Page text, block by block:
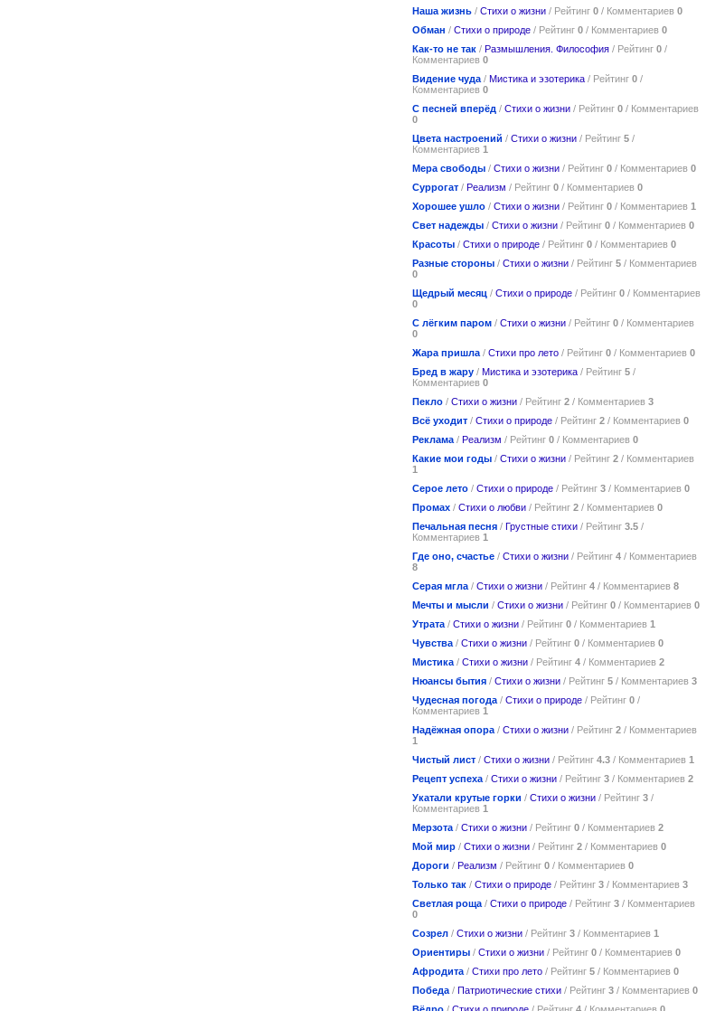
Наша жизнь / Стихи о жизни / Рейтинг 0 / Комментариев 0
Обман / Стихи о природе / Рейтинг 0 / Комментариев 0
Как-то не так / Размышления. Философия / Рейтинг 0 /
Комментариев 0
Видение чуда / Мистика и эзотерика / Рейтинг 0 /
Комментариев 0
С песней вперёд / Стихи о жизни / Рейтинг 0 / Комментариев
0
Цвета настроений / Стихи о жизни / Рейтинг 5 /
Комментариев 1
Мера свободы / Стихи о жизни / Рейтинг 0 / Комментариев 0
Суррогат / Реализм / Рейтинг 0 / Комментариев 0
Хорошее ушло / Стихи о жизни / Рейтинг 0 / Комментариев 1
Свет надежды / Стихи о жизни / Рейтинг 0 / Комментариев 0
Красоты / Стихи о природе / Рейтинг 0 / Комментариев 0
Разные стороны / Стихи о жизни / Рейтинг 5 / Комментариев
0
Щедрый месяц / Стихи о природе / Рейтинг 0 / Комментариев
0
С лёгким паром / Стихи о жизни / Рейтинг 0 / Комментариев
0
Жара пришла / Стихи про лето / Рейтинг 0 / Комментариев 0
Бред в жару / Мистика и эзотерика / Рейтинг 5 /
Комментариев 0
Пекло / Стихи о жизни / Рейтинг 2 / Комментариев 3
Всё уходит / Стихи о природе / Рейтинг 2 / Комментариев 0
Реклама / Реализм / Рейтинг 0 / Комментариев 0
Какие мои годы / Стихи о жизни / Рейтинг 2 / Комментариев
1
Серое лето / Стихи о природе / Рейтинг 3 / Комментариев 0
Промах / Стихи о любви / Рейтинг 2 / Комментариев 0
Печальная песня / Грустные стихи / Рейтинг 3.5 /
Комментариев 1
Где оно, счастье / Стихи о жизни / Рейтинг 4 / Комментариев
8
Серая мгла / Стихи о жизни / Рейтинг 4 / Комментариев 8
Мечты и мысли / Стихи о жизни / Рейтинг 0 / Комментариев 0
Утрата / Стихи о жизни / Рейтинг 0 / Комментариев 1
Чувства / Стихи о жизни / Рейтинг 0 / Комментариев 0
Мистика / Стихи о жизни / Рейтинг 4 / Комментариев 2
Нюансы бытия / Стихи о жизни / Рейтинг 5 / Комментариев 3
Чудесная погода / Стихи о природе / Рейтинг 0 /
Комментариев 1
Надёжная опора / Стихи о жизни / Рейтинг 2 / Комментариев
1
Чистый лист / Стихи о жизни / Рейтинг 4.3 / Комментариев 1
Рецепт успеха / Стихи о жизни / Рейтинг 3 / Комментариев 2
Укатали крутые горки / Стихи о жизни / Рейтинг 3 /
Комментариев 1
Мерзота / Стихи о жизни / Рейтинг 0 / Комментариев 2
Мой мир / Стихи о жизни / Рейтинг 2 / Комментариев 0
Дороги / Реализм / Рейтинг 0 / Комментариев 0
Только так / Стихи о природе / Рейтинг 3 / Комментариев 3
Светлая роща / Стихи о природе / Рейтинг 3 / Комментариев
0
Созрел / Стихи о жизни / Рейтинг 3 / Комментариев 1
Ориентиры / Стихи о жизни / Рейтинг 0 / Комментариев 0
Афродита / Стихи про лето / Рейтинг 5 / Комментариев 0
Победа / Патриотические стихи / Рейтинг 3 / Комментариев 0